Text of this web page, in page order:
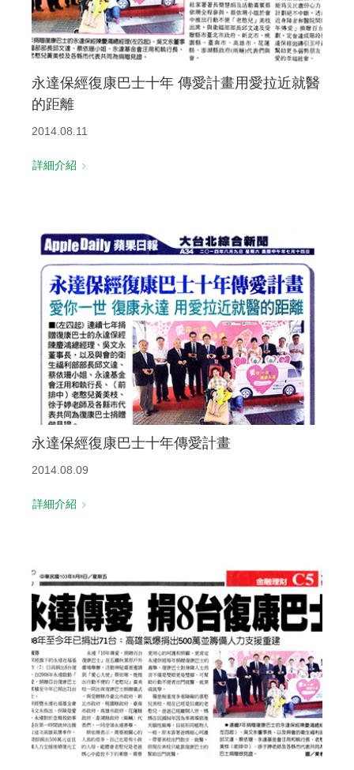
永達保經復康巴士十年 傳愛計畫用愛拉近就醫
的距離
2014.08.11
詳細介紹
永達保經復康巴士十年傳愛計畫
2014.08.09
詳細介紹